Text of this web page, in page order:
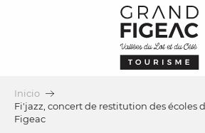
Inicio
Fi'jazz, concert de restitution des écoles
Figeac